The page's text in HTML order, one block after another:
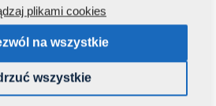
również w maszynach:
11,5230 Kg
plikami cookies
na wszystkie
wszystkie